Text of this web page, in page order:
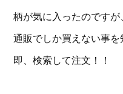
柄が気に入ったのですが、
通販でしか買えない事を
即、検索して注文！！